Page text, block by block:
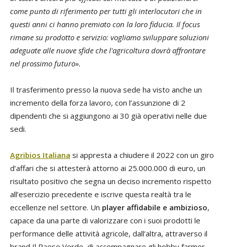
come punto di riferimento per tutti gli interlocutori che in
questi anni ci hanno premiato con la loro fiducia. Il focus
rimane su prodotto e servizio: vogliamo sviluppare soluzioni
adeguate alle nuove sfide che l'agricoltura dovrà affrontare
nel prossimo futuro».
Il trasferimento presso la nuova sede ha visto anche un
incremento della forza lavoro, con l’assunzione di 2
dipendenti che si aggiungono ai 30 già operativi nelle due
sedi.
Agribios Italiana si appresta a chiudere il 2022 con un giro
d’affari che si attesterà attorno ai 25.000.000 di euro, un
risultato positivo che segna un deciso incremento rispetto
all’esercizio precedente e iscrive questa realtà tra le
eccellenze nel settore. Un player affidabile e ambizioso,
capace da una parte di valorizzare con i suoi prodotti le
performance delle attività agricole, dall’altra, attraverso il